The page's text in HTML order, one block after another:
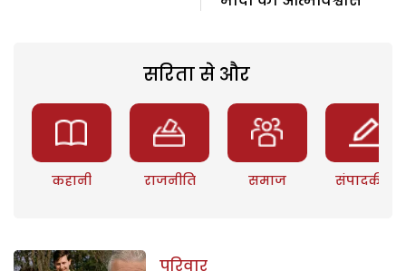
सरिता से और
कहानी राजनीति समाज संपादकीय
परिवार